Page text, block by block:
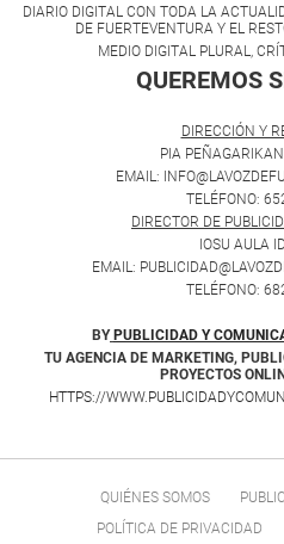
DIARIO DIGITAL CON TODA LA
DE FUERTEVENTURA Y EL
MEDIO DIGITAL PLURAL,
QUEREMOS
DIRECCIÓN Y
PIA
EMAIL:
TELÉFONO:
DIRECTOR DE
IOSU AULA
EMAIL:
TELÉFONO:
BY PUBLICIDAD Y
TU AGENCIA DE MARKETING,
PROYECTOS
HTTPS://
QUIÉNES SOMOS
POLÍTICA DE PRIVACIDAD